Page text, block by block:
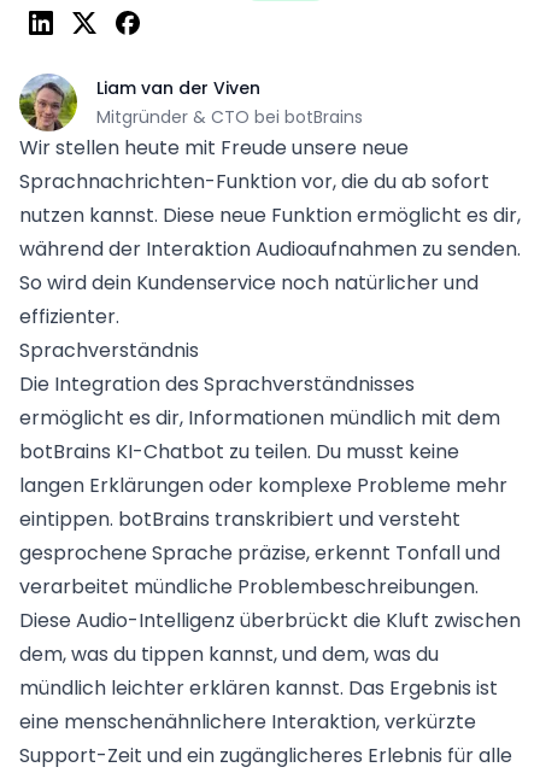
Liam van der Viven
Mitgründer & CTO bei botBrains
Wir stellen heute mit Freude unsere neue
Sprachnachrichten-Funktion vor, die du ab sofort
nutzen kannst. Diese neue Funktion ermöglicht es dir,
während der Interaktion Audioaufnahmen zu senden.
So wird dein Kundenservice noch natürlicher und
effizienter.
Sprachverständnis
Die Integration des Sprachverständnisses
ermöglicht es dir, Informationen mündlich mit dem
botBrains KI-Chatbot zu teilen. Du musst keine
langen Erklärungen oder komplexe Probleme mehr
eintippen. botBrains transkribiert und versteht
gesprochene Sprache präzise, erkennt Tonfall und
verarbeitet mündliche Problembeschreibungen.
Diese Audio-Intelligenz überbrückt die Kluft zwischen
dem, was du tippen kannst, und dem, was du
mündlich leichter erklären kannst. Das Ergebnis ist
eine menschenähnlichere Interaktion, verkürzte
Support-Zeit und ein zugänglicheres Erlebnis für alle